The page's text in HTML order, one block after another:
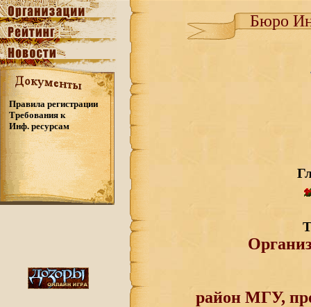
Правила регистрации
Требования к
Инф. ресурсам
Бюро
район МГУ,